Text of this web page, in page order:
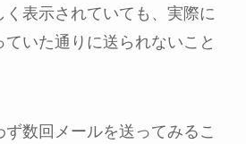
表示されていても、実際に
いた通りに送られないこと
数回メールを送ってみるこ